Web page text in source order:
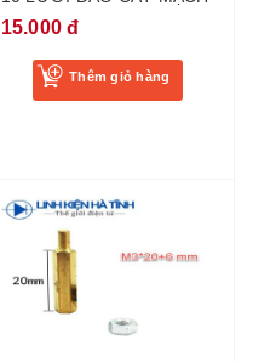
15.000 đ
Thêm giỏ hàng